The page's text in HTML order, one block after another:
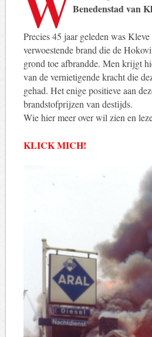
Benedenstad van
Precies 45 jaar geleden was
verwoestende brand die de
grond toe afbrandde. Men krijgt
van de vernietigende kracht die
gehad. Het enige positieve aan
brandstofprijzen van destijds.
Wie hier meer over wil zien en
KLICK MICH!